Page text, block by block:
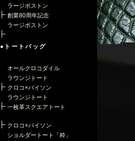
ラージボストン
創業80周年記念
ラージボストン
●トートバッグ
オールクロコダイル
ラウンジトート
クロコ×パイソン
ラウンジトート
一枚革スクエアトート
クロコ×パイソン
ショルダートート「粋」